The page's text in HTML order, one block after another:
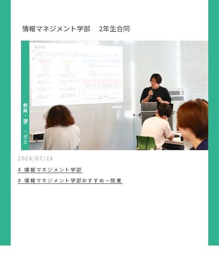
情報マネジメント学部 2年生合同
教員・学び・ゼミ
2026/07/24
情報マネジメント学部
情報マネジメント学部おすすめ－授業